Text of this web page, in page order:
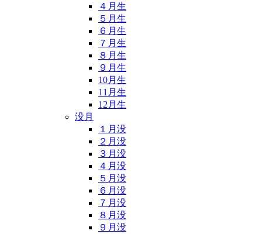
４月生
５月生
６月生
７月生
８月生
９月生
10月生
11月生
12月生
没月
１月没
２月没
３月没
４月没
５月没
６月没
７月没
８月没
９月没